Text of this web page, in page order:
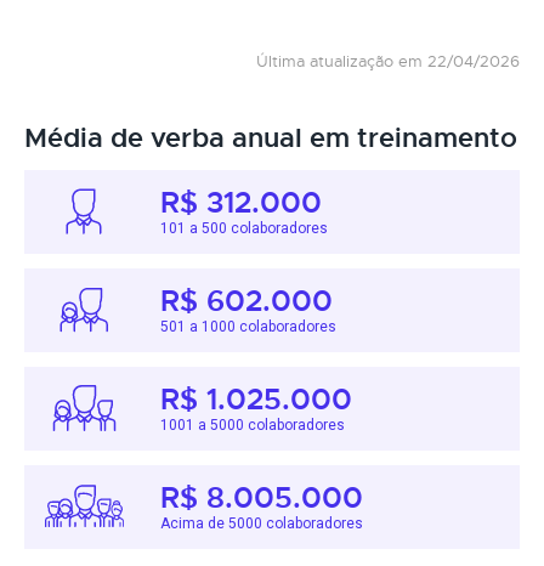
Última atualização em 22/04/2026
Média de verba anual em treinamento
R$ 312.000
101 a 500 colaboradores
R$ 602.000
501 a 1000 colaboradores
R$ 1.025.000
1001 a 5000 colaboradores
R$ 8.005.000
Acima de 5000 colaboradores